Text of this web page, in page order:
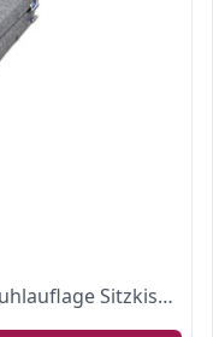
Rollmayer 2er Set Stuhlkissen Stuhlauflage Sitzkissen Kollektion Melange (Grau 68, 40x40x4cm)